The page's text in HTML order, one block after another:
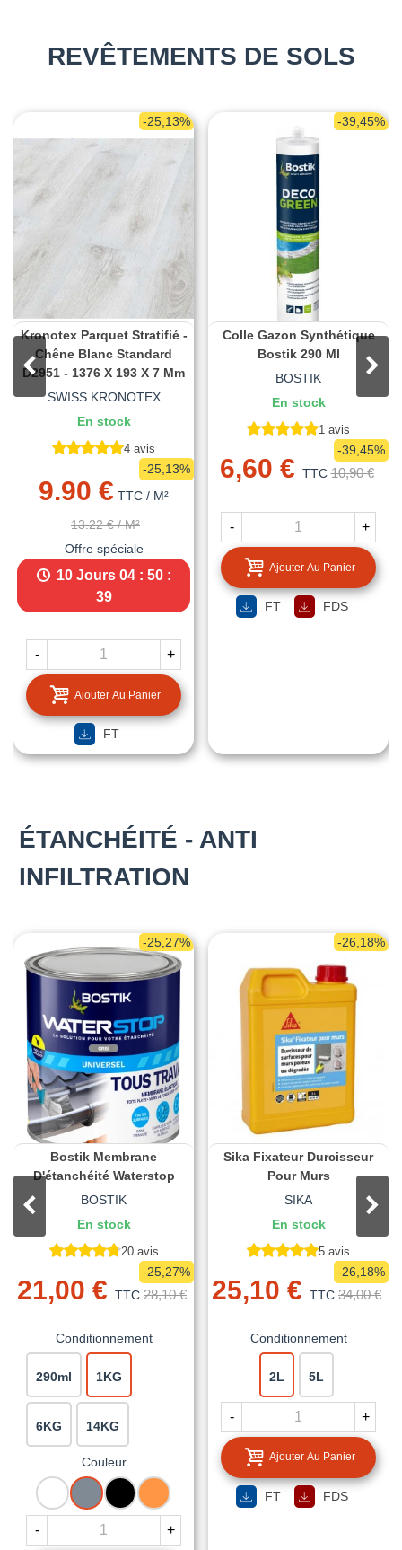
REVÊTEMENTS DE SOLS
-25,13%
Kronotex Parquet Stratifié -
Chêne Blanc Standard
D2951 - 1376 X 193 X 7 Mm
SWISS KRONOTEX
En stock
4 avis
9.90 € TTC / M²
13.22 € / M²
-25,13%
Offre spéciale
10 Jours 04 : 50 :
38
- +
Ajouter Au Panier
FT
-39,45%
Colle Gazon Synthétique
Bostik 290 Ml
BOSTIK
En stock
1 avis
6,60 € TTC 10,90 €
-39,45%
- +
Ajouter Au Panier
FT FDS
ÉTANCHÉITÉ - ANTI
INFILTRATION
-25,27%
Bostik Membrane
D'étanchéité Waterstop
BOSTIK
En stock
20 avis
21,00 € TTC 28,10 €
-25,27%
Conditionnement
290ml 1KG
6KG 14KG
Couleur
BLANC GRIS NOIR TUILE
- +
-26,18%
Sika Fixateur Durcisseur
Pour Murs
SIKA
En stock
5 avis
25,10 € TTC 34,00 €
-26,18%
Conditionnement
2L 5L
- +
Ajouter Au Panier
FT FDS